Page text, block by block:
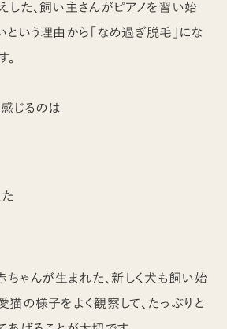
した、飼い主さんがピアノを習い始
という理由から「なめ過ぎ脱毛」にな
じるのは
ちゃんが生まれた、新しく犬も飼い始
猫の様子をよく観察して、たっぷりと